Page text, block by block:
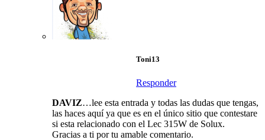
Toni13
Responder
DAVIZ…lee esta entrada y todas las dudas que tengas,
las haces aquí ya que es en el único sitio que contestare
si esta relacionado con el Lec 315W de Solux.
Gracias a ti por tu amable comentario.